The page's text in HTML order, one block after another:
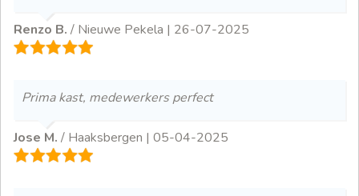
Renzo B. / Nieuwe Pekela | 26-07-2025
Prima kast, medewerkers perfect
Jose M. / Haaksbergen | 05-04-2025